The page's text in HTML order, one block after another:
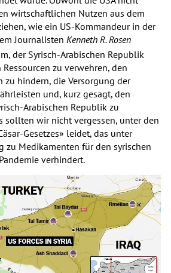
wirtschaftlichen Nutzen aus dem
wie ein US-Kommandeur in der
Journalisten Kenneth R. Rosen
der Syrisch-Arabischen Republik
zu verwehren, den
zu hindern, die Versorgung der
und, kurz gesagt, den
Arabischen Republik zu
sollten wir nicht vergessen, unter den
Gesetzes» leidet, das unter
zu Medikamenten für den syrischen
verhindert.